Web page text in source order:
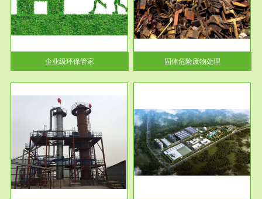
企业级环保管家
固体废物解释：固体废物是指人
们在生产建设、日常生活和其他
活动中...
固体危险废物处理
服务范围
市政固废处理
蔚蓝生态环境科技所从事的市政
废物处理业务包括市政废物的处